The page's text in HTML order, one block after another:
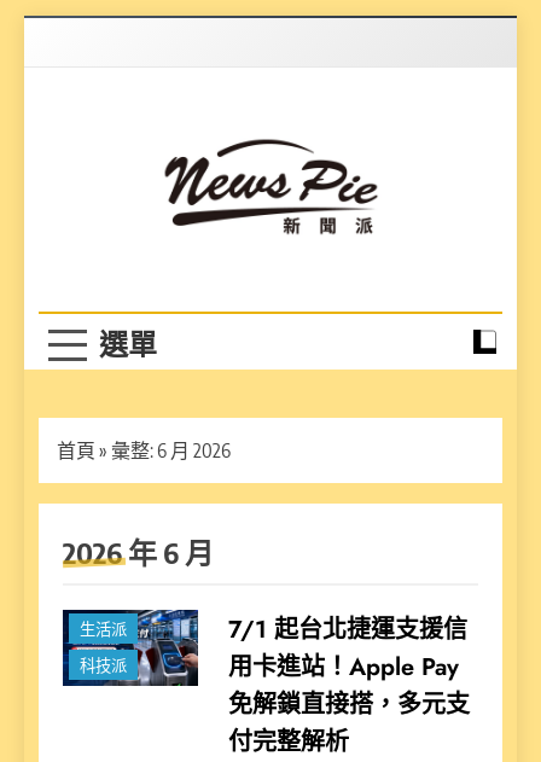
首頁 » 彙整: 6 月 2026
2026 年 6 月
生活派
科技派
7/1 起台北捷運支援信
用卡進站！Apple Pay
免解鎖直接搭，多元支
付完整解析